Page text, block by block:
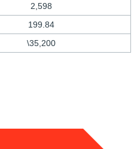
2,598
199.84
\35,200